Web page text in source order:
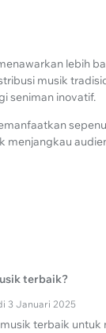
lebih
musik
seniman inovatif.
menjangkau
terbaik?
3 Januari 2025
terbaik